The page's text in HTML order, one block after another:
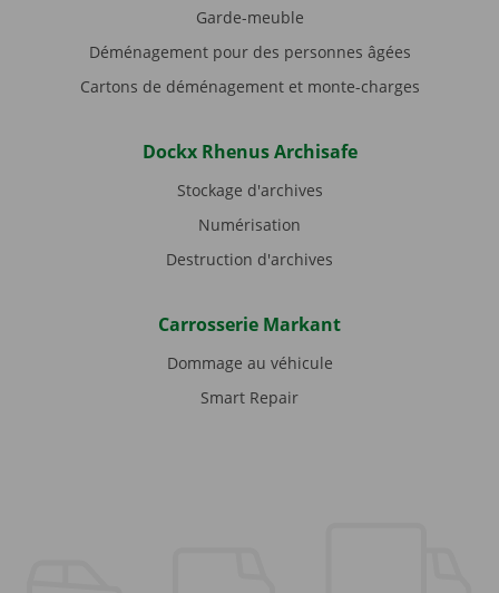
Garde-meuble
Déménagement pour des personnes âgées
Cartons de déménagement et monte-charges
Dockx Rhenus Archisafe
Stockage d'archives
Numérisation
Destruction d'archives
Carrosserie Markant
Dommage au véhicule
Smart Repair